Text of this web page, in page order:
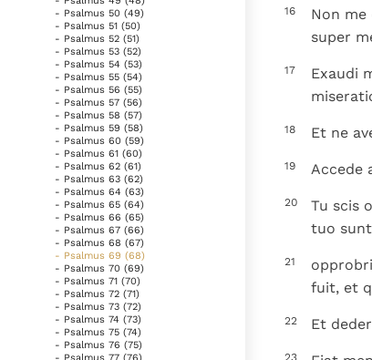
- Psalmus 50 (49)
- Psalmus 51 (50)
- Psalmus 52 (51)
- Psalmus 53 (52)
- Psalmus 54 (53)
- Psalmus 55 (54)
- Psalmus 56 (55)
- Psalmus 57 (56)
- Psalmus 58 (57)
- Psalmus 59 (58)
- Psalmus 60 (59)
- Psalmus 61 (60)
- Psalmus 62 (61)
- Psalmus 63 (62)
- Psalmus 64 (63)
- Psalmus 65 (64)
- Psalmus 66 (65)
- Psalmus 67 (66)
- Psalmus 68 (67)
- Psalmus 69 (68)
- Psalmus 70 (69)
- Psalmus 71 (70)
- Psalmus 72 (71)
- Psalmus 73 (72)
- Psalmus 74 (73)
- Psalmus 75 (74)
- Psalmus 76 (75)
16
Non
super
17
Exaudi
18 Et ne
19 Accede
20
Tu scis
tuo
21
fuit, et
22 Et